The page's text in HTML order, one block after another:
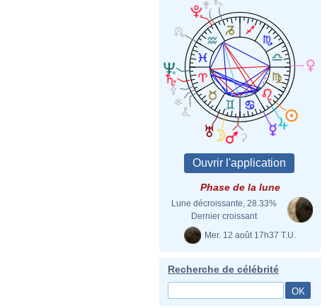
Phase de la lune
Lune décroissante, 28.33%
Dernier croissant
Mer. 12 août 17h37 T.U.
Recherche de célébrité